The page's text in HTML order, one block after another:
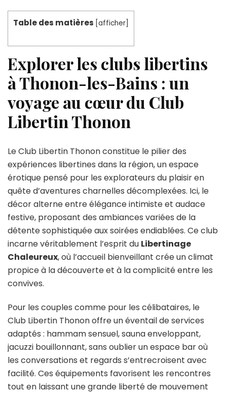
Table des matières [afficher]
Explorer les clubs libertins
à Thonon-les-Bains : un
voyage au cœur du Club
Libertin Thonon
Le Club Libertin Thonon constitue le pilier des
expériences libertines dans la région, un espace
érotique pensé pour les explorateurs du plaisir en
quête d’aventures charnelles décomplexées. Ici, le
décor alterne entre élégance intimiste et audace
festive, proposant des ambiances variées de la
détente sophistiquée aux soirées endiablées. Ce club
incarne véritablement l’esprit du Libertinage
Chaleureux, où l’accueil bienveillant crée un climat
propice à la découverte et à la complicité entre les
convives.
Pour les couples comme pour les célibataires, le
Club Libertin Thonon offre un éventail de services
adaptés : hammam sensuel, sauna enveloppant,
jacuzzi bouillonnant, sans oublier un espace bar où
les conversations et regards s’entrecroisent avec
facilité. Ces équipements favorisent les rencontres
tout en laissant une grande liberté de mouvement